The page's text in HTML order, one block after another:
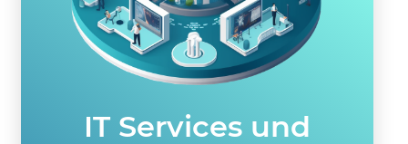
IT Services und